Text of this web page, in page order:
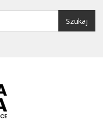
Szukaj